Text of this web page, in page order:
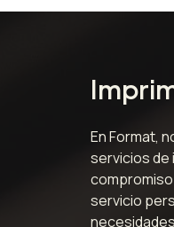
En Format,
servicios de
servicio